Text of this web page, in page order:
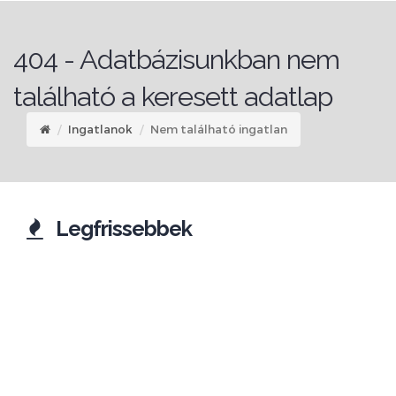
404 - Adatbázisunkban nem
található a keresett adatlap
Ingatlanok Nem található ingatlan
Legfrissebbek